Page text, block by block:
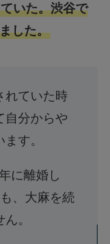
いた。渋谷で
した。
れていた時
自分からや
す。
に離婚し
、大麻を続
。